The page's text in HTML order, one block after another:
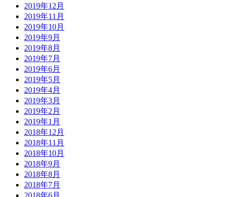
2019年12月
2019年11月
2019年10月
2019年9月
2019年8月
2019年7月
2019年6月
2019年5月
2019年4月
2019年3月
2019年2月
2019年1月
2018年12月
2018年11月
2018年10月
2018年9月
2018年8月
2018年7月
2018年6月